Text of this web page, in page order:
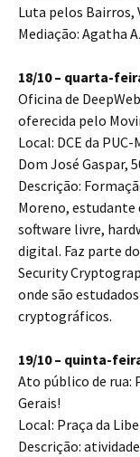
Luta pelos Bairros,
Mediação: Agatha
18/10 – quarta-
Oficina de
oferecida pelo
Local: DCE da
Dom José Gaspar,
Descrição:
Moreno, estudante
software livre,
digital. Faz parte
Security
onde são
cryptográficos.
19/10 – quinta-
Ato público de rua:
Gerais!
Local: Praça da
Descrição: